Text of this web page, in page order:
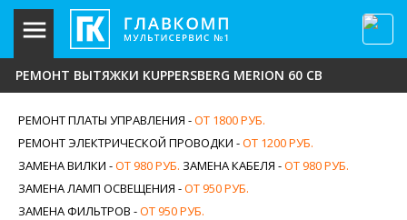
РЕМОНТ ВЫТЯЖКИ KUPPERSBERG MERION 60 CВ
РЕМОНТ ПЛАТЫ УПРАВЛЕНИЯ -ОТ 1800 РУБ.
РЕМОНТ ЭЛЕКТРИЧЕСКОЙ ПРОВОДКИ -ОТ 1200 РУБ.
ЗАМЕНА ВИЛКИ -ОТ 980 РУБ. ЗАМЕНА КАБЕЛЯ -ОТ 980 РУБ.
ЗАМЕНА ЛАМП ОСВЕЩЕНИЯ -ОТ 950 РУБ.
ЗАМЕНА ФИЛЬТРОВ -ОТ 950 РУБ.